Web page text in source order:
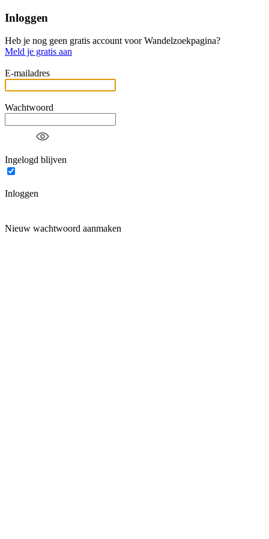
Inloggen
Heb je nog geen gratis account voor Wandelzoekpagina?
Meld je gratis aan
E-mailadres
Wachtwoord
Ingelogd blijven
Inloggen
Nieuw wachtwoord aanmaken